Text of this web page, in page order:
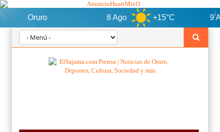
Oruro 8 Ago +15°C 9 Ago